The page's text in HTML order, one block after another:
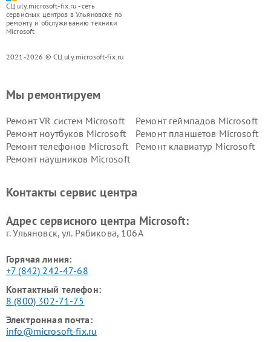
СЦ uly.microsoft-fix.ru - сеть
сервисных центров в Ульяновске по
ремонту и обслуживанию техники
Microsoft
2021-2026 © СЦ uly.microsoft-fix.ru
Мы ремонтируем
Ремонт VR систем Microsoft
Ремонт геймпадов Microsoft
Ремонт ноутбуков Microsoft
Ремонт планшетов Microsoft
Ремонт телефонов Microsoft
Ремонт клавиатур Microsoft
Ремонт наушников Microsoft
Контакты сервис центра
Адрес сервисного центра Microsoft:
г. Ульяновск, ул. Рябикова, 106А
Горячая линия:
+7 (842) 242-47-68
Контактный телефон:
8 (800) 302-71-75
Электронная почта:
info@microsoft-fix.ru